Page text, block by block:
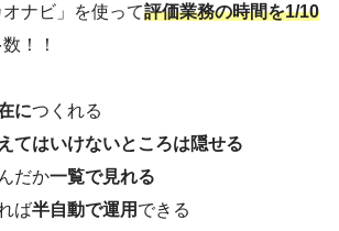
ナビ」を使って評価業務の時間を1/10
！！
につくれる
てはいけないところは隠せる
だか一覧で見れる
ば半自動で運用 できる